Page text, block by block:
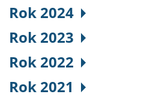
Rok 2024
Rok 2023
Rok 2022
Rok 2021